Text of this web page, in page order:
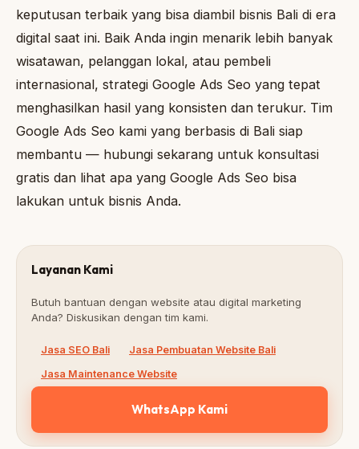
keputusan terbaik yang bisa diambil bisnis Bali di era
digital saat ini. Baik Anda ingin menarik lebih banyak
wisatawan, pelanggan lokal, atau pembeli
internasional, strategi Google Ads Seo yang tepat
menghasilkan hasil yang konsisten dan terukur. Tim
Google Ads Seo kami yang berbasis di Bali siap
membantu — hubungi sekarang untuk konsultasi
gratis dan lihat apa yang Google Ads Seo bisa
lakukan untuk bisnis Anda.
Layanan Kami
Butuh bantuan dengan website atau digital marketing
Anda? Diskusikan dengan tim kami.
Jasa SEO Bali
Jasa Pembuatan Website Bali
Jasa Maintenance Website
WhatsApp Kami